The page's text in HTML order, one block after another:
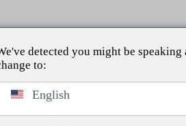
indústria farmacêutica
detected you might be
to:
English